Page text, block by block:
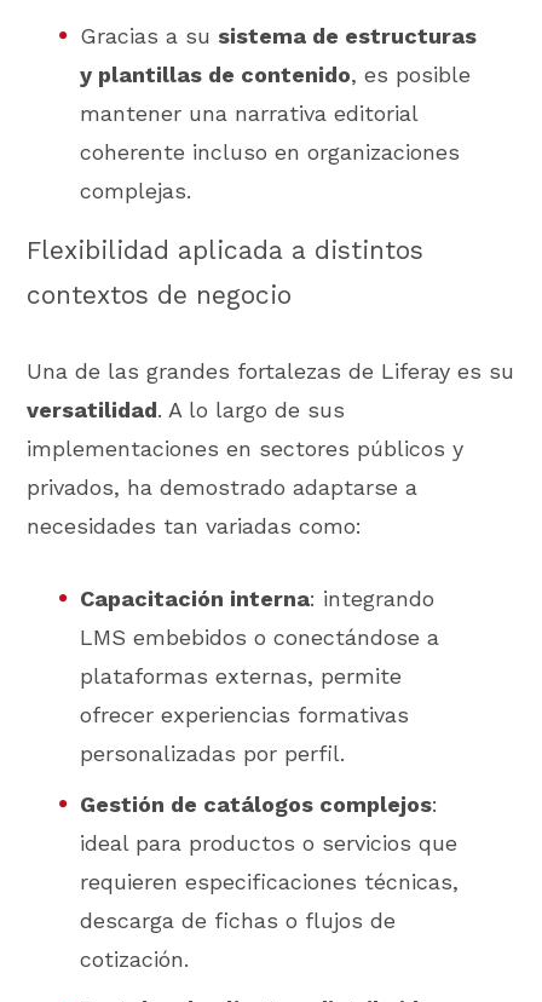
Gracias a su sistema de estructuras
y plantillas de contenido, es posible
mantener una narrativa editorial
coherente incluso en organizaciones
complejas.
Flexibilidad aplicada a distintos
contextos de negocio
Una de las grandes fortalezas de Liferay es su
versatilidad. A lo largo de sus
implementaciones en sectores públicos y
privados, ha demostrado adaptarse a
necesidades tan variadas como:
Capacitación interna: integrando
LMS embebidos o conectándose a
plataformas externas, permite
ofrecer experiencias formativas
personalizadas por perfil.
Gestión de catálogos complejos:
ideal para productos o servicios que
requieren especificaciones técnicas,
descarga de fichas o flujos de
cotización.